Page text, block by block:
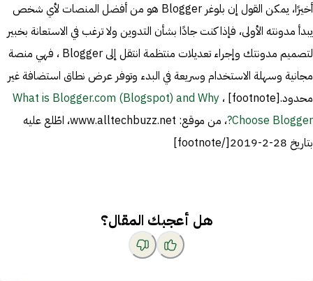
أخيرًا، يمكن القول إن بلوغر Blogger هو من أفضل المنصات لأي شخص
يبدأ مدونته الأولى، فإذا كنت جادًا بشأن التدوين ولا ترغب في الاستعانة بخبير
لتصميم مدونتك وإجراء تعديلات منتظمة انتقل إلى Blogger ، فهي منصة
مجانية وسهلة الاستخدام وسريعة في البدء وتوفر عرض نطاق استضافة غير
محدود.[footnote] ،
What is Blogger.com (Blogspot) and Why
Choose Blogger?
، من موقع: www.alltechbuzz.net، اطّلع عليه
بتاريخ 28-2-2019[/footnote]
هل أعجبك المقال؟